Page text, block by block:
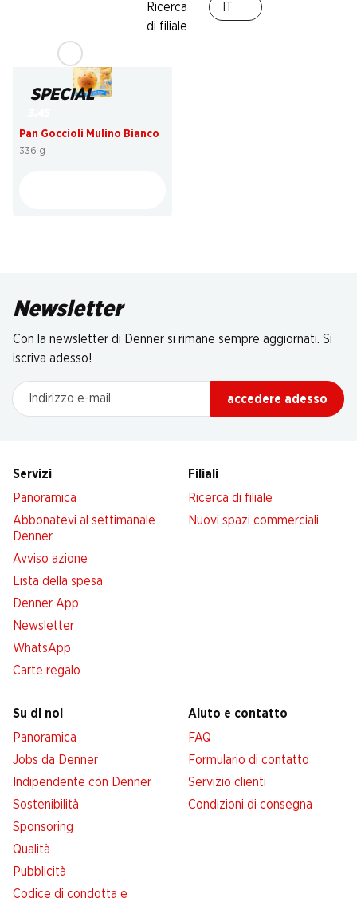
Ricerca
di filiale
SPECIAL
Pan Goccioli Mulino Bianco
336 g
Newsletter
Con la newsletter di Denner si rimane sempre aggiornati. Si
iscriva adesso!
Indirizzo e-mail
accedere adesso
Servizi
Panoramica
Abbonatevi al settimanale
Denner
Avviso azione
Lista della spesa
Denner App
Newsletter
WhatsApp
Carte regalo
Filiali
Ricerca di filiale
Nuovi spazi commerciali
Su di noi
Panoramica
Jobs da Denner
Indipendente con Denner
Sostenibilità
Sponsoring
Qualità
Pubblicità
Codice di condotta e
Aiuto e contatto
FAQ
Formulario di contatto
Servizio clienti
Condizioni di consegna